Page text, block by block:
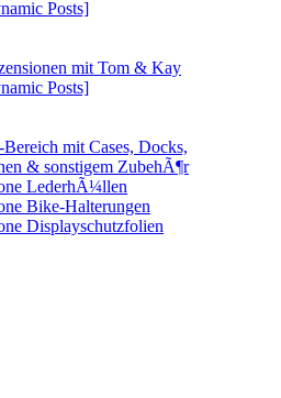
Posts]
mit Tom & Kay
Posts]
Bereich mit Cases, Docks,
& sonstigem ZubehÃ¶r
LederhÃ¼llen
Bike-Halterungen
Displayschutzfolien